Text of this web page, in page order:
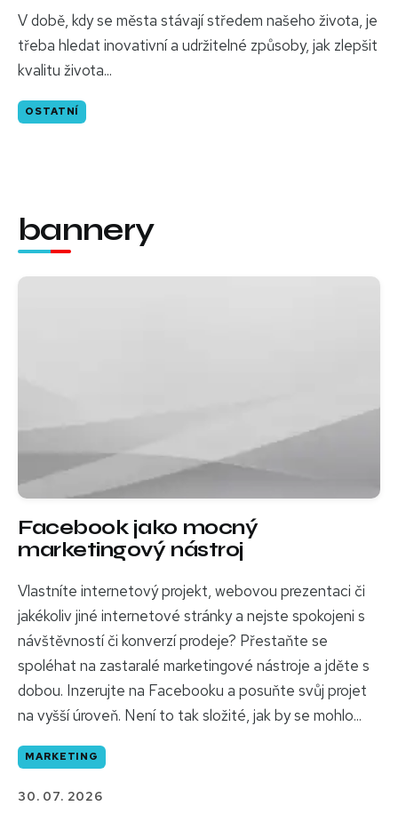
V době, kdy se města stávají středem našeho života, je
třeba hledat inovativní a udržitelné způsoby, jak zlepšit
kvalitu života...
OSTATNÍ
bannery
Facebook jako mocný
marketingový nástroj
Vlastníte internetový projekt, webovou prezentaci či
jakékoliv jiné internetové stránky a nejste spokojeni s
návštěvností či konverzí prodeje? Přestaňte se
spoléhat na zastaralé marketingové nástroje a jděte s
dobou. Inzerujte na Facebooku a posuňte svůj projet
na vyšší úroveň. Není to tak složité, jak by se mohlo...
MARKETING
30. 07. 2026